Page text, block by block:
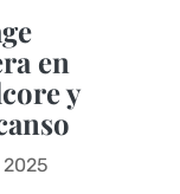
en
y
2025